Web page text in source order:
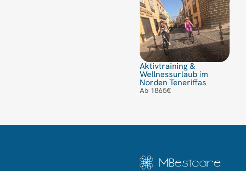
Aktivtraining &
Wellnessurlaub im
Norden Teneriffas
Ab 1865€